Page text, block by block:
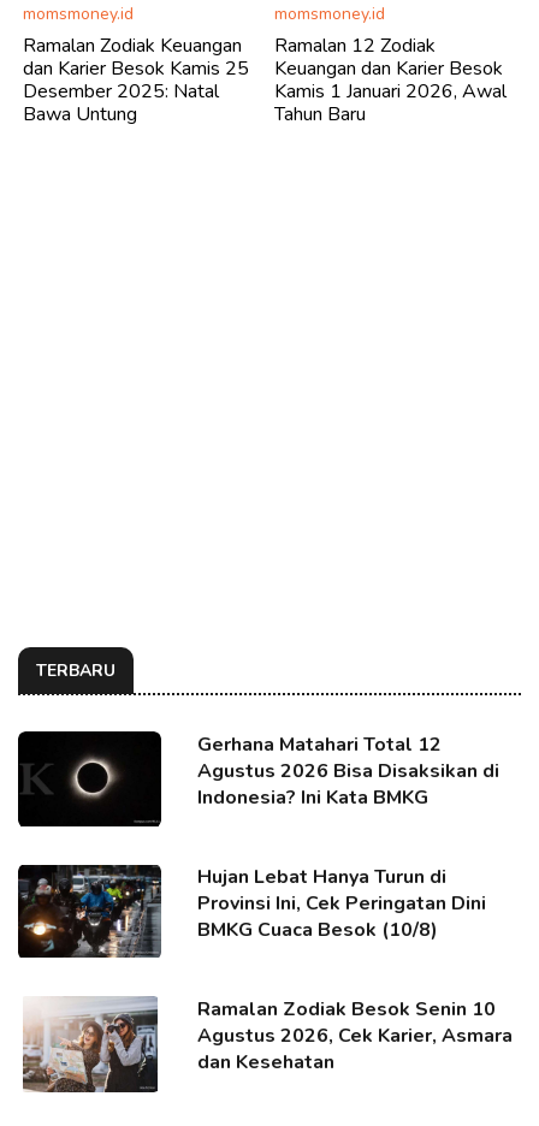
momsmoney.id
Ramalan Zodiak Keuangan
dan Karier Besok Kamis 25
Desember 2025: Natal
Bawa Untung
momsmoney.id
Ramalan 12 Zodiak
Keuangan dan Karier Besok
Kamis 1 Januari 2026, Awal
Tahun Baru
TERBARU
Gerhana Matahari Total 12
Agustus 2026 Bisa Disaksikan di
Indonesia? Ini Kata BMKG
Hujan Lebat Hanya Turun di
Provinsi Ini, Cek Peringatan Dini
BMKG Cuaca Besok (10/8)
Ramalan Zodiak Besok Senin 10
Agustus 2026, Cek Karier, Asmara
dan Kesehatan